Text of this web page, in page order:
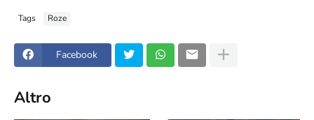
Tags Roze
Facebook
Altro